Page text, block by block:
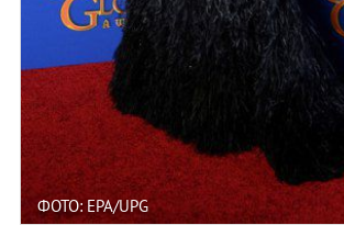
ФОТО: EPA/UPG